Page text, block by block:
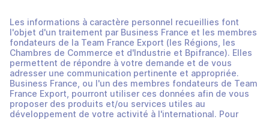
Les informations à caractère personnel recueillies font
l'objet d'un traitement par Business France et les membres
fondateurs de la Team France Export (les Régions, les
Chambres de Commerce et d'Industrie et Bpifrance). Elles
permettent de répondre à votre demande et de vous
adresser une communication pertinente et appropriée.
Business France, ou l'un des membres fondateurs de Team
France Export, pourront utiliser ces données afin de vous
proposer des produits et/ou services utiles au
développement de votre activité à l'international. Pour